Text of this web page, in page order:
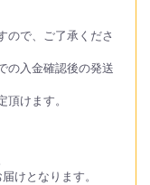
ので、ご了承くださ
の入金確認後の発送
けます。
けとなります。